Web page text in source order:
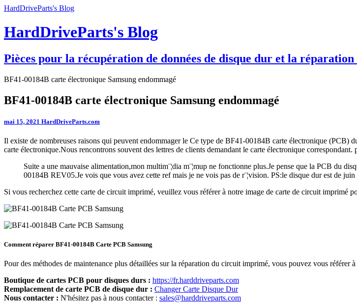
HardDriveParts's Blog
HardDriveParts's Blog
Pièces pour la récupération de données de disque dur et la
BF41-00184B carte électronique Samsung endommagé
BF41-00184B carte électronique Samsung endommagé
mai 15, 2021 HardDriveParts.com
Il existe de nombreuses raisons qui peuvent endommager le Ce type de BF41-00184B carte électronique (PCB)
carte électronique.Nous rencontrons souvent des lettres de clients demandant le carte électronique correspondant.
Suite a une mauvaise alimentation,mon multim¨¦dia m¨¦mup ne fonctionne plus.Je pense que la PCB du
00184B REV05.Je vois que vous avez cette ref mais je ne vois pas de r¨¦vision. PS:le disque dur est de juin
Si vous recherchez cette carte de circuit imprimé, veuillez vous référer à notre image de carte de circuit imprimé
Comment réparer BF41-00184B Carte PCB Samsung
Pour des méthodes de maintenance plus détaillées sur la réparation du circuit imprimé, vous pouvez vous
Boutique de cartes PCB pour disques durs : https://fr.harddriveparts.com
Remplacement de carte PCB de disque dur : Changer Carte Disque Dur
Nous contacter : N'hésitez pas à nous contacter : sales@harddriveparts.com